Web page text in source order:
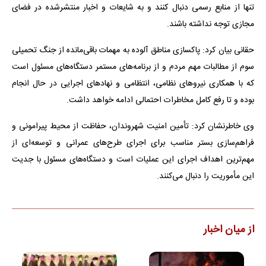
تنها از منابع رسمی دنبال کنند و به شایعات و اخبار منتشرشده در فضای
مجازی توجه نداشته باشند.
حقانی بیان کرد: پاکسازی مناطق آلوده به مهمات باقی‌مانده از جنگ تحمیلی
سوم از مطالبات مهم مردم و از برنامه‌های مستمر دستگاه‌های مسئول است
که با همکاری نیروهای نظامی، انتظامی و نهادهای اجرایی در حال انجام
بوده و تا رفع کامل مخاطرات احتمالی ادامه خواهد داشت.
وی خاطرنشان کرد: تأمین امنیت شهروندان، حفاظت از محیط پیرامونی و
فراهم‌سازی بستر مناسب برای اجرای طرح‌های عمرانی و توسعه‌ای از
مهم‌ترین اهداف اجرای این عملیات است و دستگاه‌های مسئول با جدیت
این مأموریت را دنبال می‌کنند.
از میان اخبار